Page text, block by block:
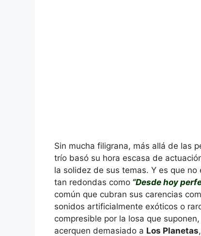
Sin mucha filigrana, más allá de las
trío basó su hora escasa de
la solidez de sus temas. Y es que
tan redondas como “Desde hoy
común que cubran sus carencias
sonidos artificialmente exóticos o
compresible por la losa que
acerquen demasiado a Los Planetas